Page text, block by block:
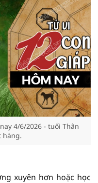
4/6/2026 - tuổi Thân
hàng.
xuyên hơn hoặc học